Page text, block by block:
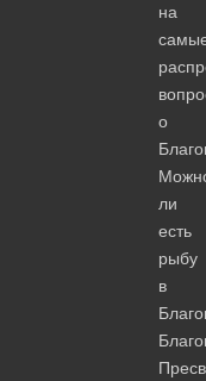
на
о
ли
есть
рыбу
в